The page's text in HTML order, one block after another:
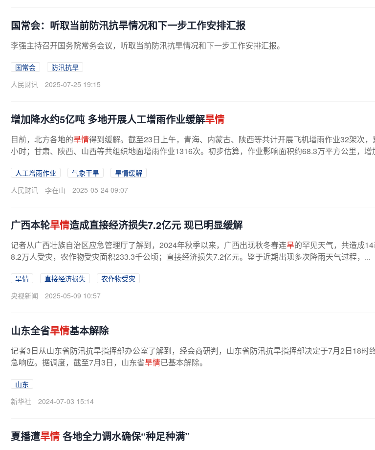
国常会：听取当前防汛抗旱情况和下一步工作安排汇报
李强主持召开国务院常务会议，听取当前防汛抗旱情况和下一步工作安排汇报。
国常会
防汛抗旱
人民财讯
2025-07-25 19:15
增加降水约5亿吨 多地开展人工增雨作业缓解旱情
目前，北方各地的旱情得到缓解。截至23日上午，青海、内蒙古、陕西等共计开展飞机增雨作业32架次
小时；甘肃、陕西、山西等共组织地面增雨作业1316次。初步估算，作业影响面积约68.3万平方公里，增
人工增雨作业 气象干旱
旱情缓解
人民财讯
李在山 2025-05-24 09:07
广西本轮旱情造成直接经济损失7.2亿元 现已明显缓解
记者从广西壮族自治区应急管理厅了解到，2024年秋季以来，广西出现秋冬春连旱的罕见天气，共造成
8.2万人受灾，农作物受灾面积233.3千公顷；直接经济损失7.2亿元。鉴于近期出现多次降雨天气过程，...
旱情 直接经济损失
农作物受灾
央视新闻
2025-05-09 10:57
山东全省旱情基本解除
记者3日从山东省防汛抗旱指挥部办公室了解到，经会商研判，山东省防汛抗旱指挥部决定于7月2日18时
急响应。据调度，截至7月3日，山东省旱情已基本解除。
山东
新华社
2024-07-03 15:14
夏播遭旱情 各地全力调水确保“种足种满”